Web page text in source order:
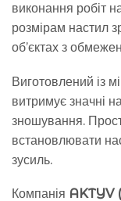
виконання робіт
розмірам настил
об’єктах з
Виготовлений із
витримує значні
зношування.
встановлювати
зусиль.
Компанія AKTYV